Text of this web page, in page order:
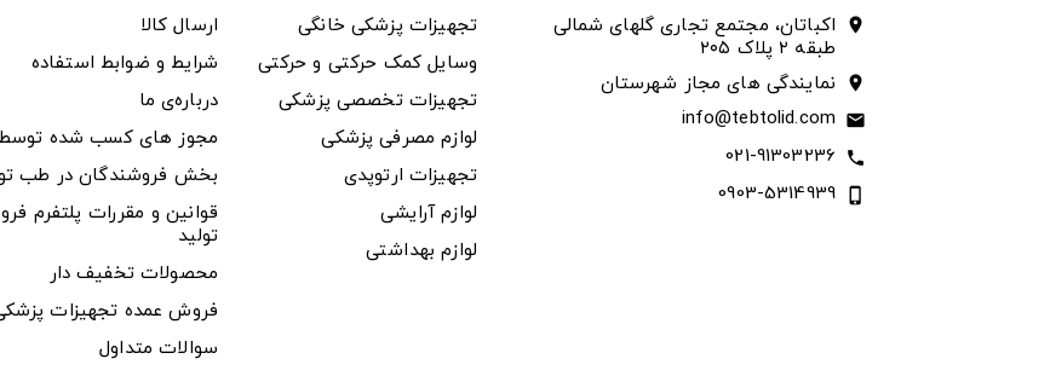
location_on
اکباتان، مجتمع تجاری گلهای شمالی
طبقه ۲ پلاک ۲۰۵
location_on نمایندگی های مجاز شهرستان
email
info@tebtolid.com
call
021-91303236
phone_iphone
0903-5314939
تجهیزات پزشکی خانگی
وسایل کمک حرکتی و حرکتی
تجهیزات تخصصی پزشکی
لوازم مصرفی پزشکی
تجهیزات ارتوپدی
لوازم آرایشی
لوازم بهداشتی
ارسال کالا
شرایط و ضوابط استفاده
درباره‌ی ما
مجوز های کسب شده
بخش فروشندگان در طب
قوانین و مقررات پلتفرم
تولید
محصولات تخفیف دار
فروش عمده تجهیزات
سوالات متداول